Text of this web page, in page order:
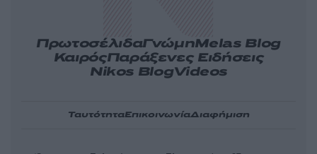
ΠρωτοσέλιδαΓνώμηMelas Blog
ΚαιρόςΠαράξενες Ειδήσεις
Nikos BlogVideos
ΤαυτότηταΕπικοινωνίαΔιαφήμιση